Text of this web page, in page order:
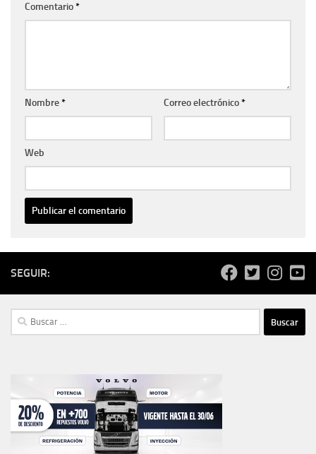
Comentario*
Nombre* Correo electrónico*
Web
SEGUIR:
Buscar: